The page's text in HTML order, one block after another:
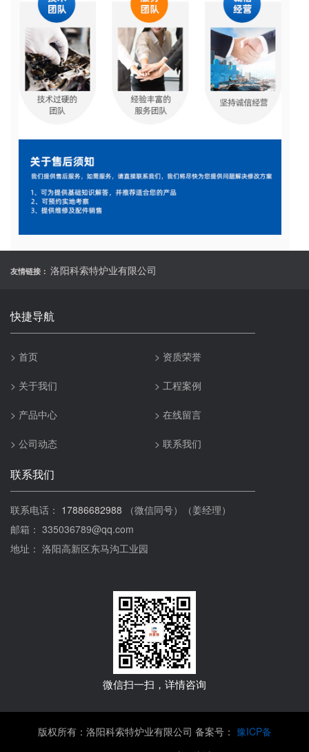
友情链接： 洛阳科索特炉业有限公司
快捷导航
> 首页 > 资质荣誉
> 关于我们 > 工程案例
> 产品中心 > 在线留言
> 公司动态 > 联系我们
联系我们
联系电话： 17886682988
（微信同号）（姜经理）
邮箱： 335036789@qq.com
地址： 洛阳高新区东马沟工业园
微信扫一扫，详情咨询
版权所有：洛阳科索特炉业有限公司 备案号： 豫ICP备